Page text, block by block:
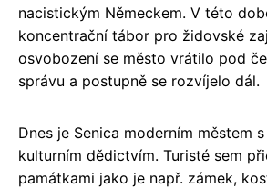
nacistickým Německem. V této
koncentrační tábor pro židovské
osvobození se město vrátilo pod
správu a postupně se rozvíjelo dál.
Dnes je Senica moderním městem
kulturním dědictvím. Turisté sem
památkami jako je např. zámek,